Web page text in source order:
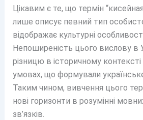
Цікавим є те, що термін
лише описує певний тип
відображає культурні
Непоширеність цього вислову в
різницю в історичному контексті
умовах, що формували
Таким чином, вивчення цього
нові горизонти в розумінні
зв’язків.